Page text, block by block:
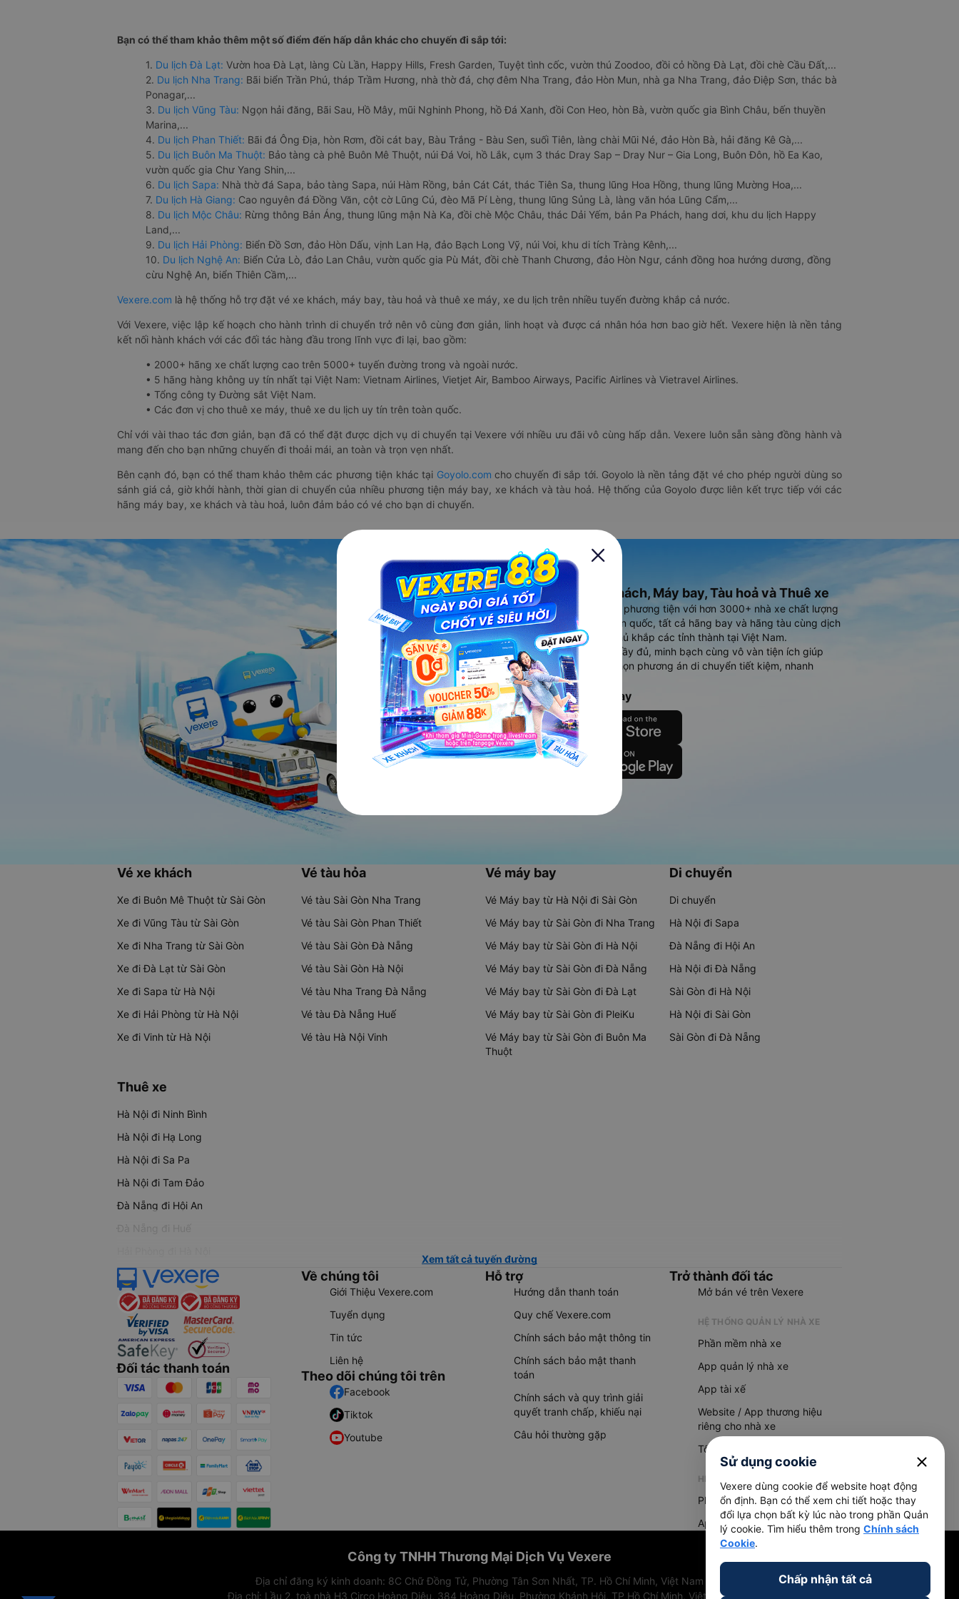
Bạn có thể tham khảo thêm một số điểm đến hấp dẫn khác cho chuyến đi sắp tới:
1. Du lịch Đà Lạt: Vườn hoa Đà Lạt, làng Cù Lần, Happy Hills, Fresh Garden, Tuyệt tình cốc, vườn thú Zoodoo, đồi cỏ hồng Đà Lạt, đồi chè Cầu Đất,...
2. Du lịch Nha Trang: Bãi biển Trần Phú, tháp Trầm Hương, nhà thờ đá, chợ đêm Nha Trang, đảo Hòn Mun, nhà ga Nha Trang, đảo Điệp Sơn, thác bà
Ponagar,...
3. Du lịch Vũng Tàu: Ngọn hải đăng, Bãi Sau, Hồ Mây, mũi Nghinh Phong, hồ Đá Xanh, đồi Con Heo, hòn Bà, vườn quốc gia Bình Châu, bến thuyền
Marina,...
4. Du lịch Phan Thiết: Bãi đá Ông Địa, hòn Rơm, đồi cát bay, Bàu Trắng - Bàu Sen, suối Tiên, làng chài Mũi Né, đảo Hòn Bà, hải đăng Kê Gà,...
5. Du lịch Buôn Ma Thuột: Bảo tàng cà phê Buôn Mê Thuột, núi Đá Voi, hồ Lắk, cụm 3 thác Dray Sap – Dray Nur – Gia Long, Buôn Đôn, hồ Ea Kao,
vườn quốc gia Chư Yang Shin,...
6. Du lịch Sapa: Nhà thờ đá Sapa, bảo tàng Sapa, núi Hàm Rồng, bản Cát Cát, thác Tiên Sa, thung lũng Hoa Hồng, thung lũng Mường Hoa,...
7. Du lịch Hà Giang: Cao nguyên đá Đồng Văn, cột cờ Lũng Cú, đèo Mã Pí Lèng, thung lũng Sủng Là, làng văn hóa Lũng Cẩm,...
8. Du lịch Mộc Châu: Rừng thông Bản Áng, thung lũng mận Nà Ka, đồi chè Mộc Châu, thác Dải Yếm, bản Pa Phách, hang dơi, khu du lịch Happy
Land,...
9. Du lịch Hải Phòng: Biển Đồ Sơn, đảo Hòn Dấu, vịnh Lan Hạ, đảo Bạch Long Vỹ, núi Voi, khu di tích Tràng Kênh,...
10. Du lịch Nghệ An: Biển Cửa Lò, đảo Lan Châu, vườn quốc gia Pù Mát, đồi chè Thanh Chương, đảo Hòn Ngư, cánh đồng hoa hướng dương, đồng
cừu Nghệ An, biển Thiên Cầm,...
Vexere.com là hệ thống hỗ trợ đặt vé xe khách, máy bay, tàu hoả và thuê xe máy, xe du lịch trên nhiều tuyến đường khắp cả nước.
Với Vexere, việc lập kế hoạch cho hành trình di chuyển trở nên vô cùng đơn giản, linh hoạt và được cá nhân hóa hơn bao giờ hết. Vexere hiện là nền tảng
kết nối hành khách với các đối tác hàng đầu trong lĩnh vực đi lại, bao gồm:
• 2000+ hãng xe chất lượng cao trên 5000+ tuyến đường trong và ngoài nước.
• 5 hãng hàng không uy tín nhất tại Việt Nam: Vietnam Airlines, Vietjet Air, Bamboo Airways, Pacific Airlines và Vietravel Airlines.
• Tổng công ty Đường sắt Việt Nam.
• Các đơn vị cho thuê xe máy, thuê xe du lịch uy tín trên toàn quốc.
Chỉ với vài thao tác đơn giản, bạn đã có thể đặt được dịch vụ di chuyển tại Vexere với nhiều ưu đãi vô cùng hấp dẫn. Vexere luôn sẵn sàng đồng hành và
mang đến cho bạn những chuyến đi thoải mái, an toàn và trọn vẹn nhất.
Bên cạnh đó, bạn có thể tham khảo thêm các phương tiện khác tại Goyolo.com cho chuyến đi sắp tới. Goyolo là nền tảng đặt vé cho phép người dùng so
sánh giá cả, giờ khởi hành, thời gian di chuyển của nhiều phương tiện máy bay, xe khách và tàu hoả. Hệ thống của Goyolo được liên kết trực tiếp với các
hãng máy bay, xe khách và tàu hoả, luôn đảm bảo có vé cho bạn di chuyển.
Ứng dụng đặt vé Xe khách, Máy bay, Tàu hoả và Thuê xe
Vexere - ứng dụng đặt vé đa phương tiện với hơn 3000+ nhà xe chất lượng
cao, 5000+ tuyến đường toàn quốc, tất cả hãng bay và hãng tàu cùng dịch
vụ thuê xe máy, xe du lịch phủ khắp các tỉnh thành tại Việt Nam.
Ứng dụng hiển thị thông tin đầy đủ, minh bạch cùng vô vàn tiện ích giúp
người dùng so sánh và lựa chọn phương án di chuyển tiết kiệm, nhanh
chóng và phù hợp nhất.
Tải ứng dụng Vexere ngay
Vé xe khách
Xe đi Buôn Mê Thuột từ Sài Gòn
Xe đi Vũng Tàu từ Sài Gòn
Xe đi Nha Trang từ Sài Gòn
Xe đi Đà Lạt từ Sài Gòn
Xe đi Sapa từ Hà Nội
Xe đi Hải Phòng từ Hà Nội
Xe đi Vinh từ Hà Nội
Vé tàu hỏa
Vé tàu Sài Gòn Nha Trang
Vé tàu Sài Gòn Phan Thiết
Vé tàu Sài Gòn Đà Nẵng
Vé tàu Sài Gòn Hà Nội
Vé tàu Nha Trang Đà Nẵng
Vé tàu Đà Nẵng Huế
Vé tàu Hà Nội Vinh
Vé máy bay
Vé Máy bay từ Hà Nội đi Sài Gòn
Vé Máy bay từ Sài Gòn đi Nha Trang
Vé Máy bay từ Sài Gòn đi Hà Nội
Vé Máy bay từ Sài Gòn đi Đà Nẵng
Vé Máy bay từ Sài Gòn đi Đà Lạt
Vé Máy bay từ Sài Gòn đi PleiKu
Vé Máy bay từ Sài Gòn đi Buôn Ma
Thuột
Di chuyển
Di chuyển
Hà Nội đi Sapa
Đà Nẵng đi Hội An
Hà Nội đi Đà Nẵng
Sài Gòn đi Hà Nội
Hà Nội đi Sài Gòn
Sài Gòn đi Đà Nẵng
Thuê xe
Hà Nội đi Ninh Bình
Hà Nội đi Hạ Long
Hà Nội đi Sa Pa
Hà Nội đi Tam Đảo
Đà Nẵng đi Hội An
Đà Nẵng đi Huế
Xem tất cả tuyến đường
Đối tác thanh toán
Về chúng tôi
Giới Thiệu Vexere.com
Tuyển dụng
Tin tức
Liên hệ
Theo dõi chúng tôi trên
Facebook
Tiktok
Youtube
Hỗ trợ
Hướng dẫn thanh toán
Quy chế Vexere.com
Chính sách bảo mật thông tin
Chính sách bảo mật thanh
toán
Chính sách và quy trình giải
quyết tranh chấp, khiếu nại
Câu hỏi thường gặp
Trở thành đối tác
Mở bán vé trên Vexere
HỆ THỐNG QUẢN LÝ NHÀ XE
Phần mềm nhà xe
App quản lý nhà xe
App tài xế
Website / App thương hiệu
riêng cho nhà xe
Tổng đài AI
HỆ THỐNG QUẢN LÝ HÀNG HOÁ
Phần mềm quản lý hàng hoá
App quản lý hàng hoá
Công ty TNHH Thương Mại Dịch Vụ Vexere
Địa chỉ đăng ký kinh doanh: 8C Chữ Đồng Tử, Phường Tân Sơn Nhất, TP. Hồ Chí Minh, Việt Nam
Địa chỉ: Lầu 2, toà nhà H3 Circo Hoàng Diệu, 384 Hoàng Diệu, Phường Khánh Hội, TP Hồ Chí Minh, Việt Nam
Sử dụng cookie close
Vexere dùng cookie để website hoạt động
ổn định. Bạn có thể xem chi tiết hoặc thay
đổi lựa chọn bất kỳ lúc nào trong phần Quản
lý cookie. Tìm hiểu thêm trong Chính sách
Cookie.
Chấp nhận tất cả